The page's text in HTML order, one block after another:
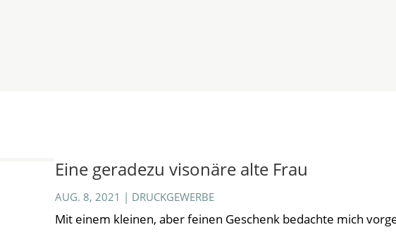
Eine geradezu visonäre alte Frau
AUG. 8, 2021 | DRUCKGEWERBE
Mit einem kleinen, aber feinen Geschenk bedachte mich